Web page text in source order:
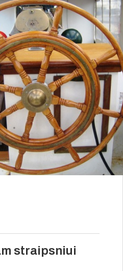
straipsniui